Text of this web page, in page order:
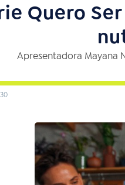
Quero
Apresentadora Mayana